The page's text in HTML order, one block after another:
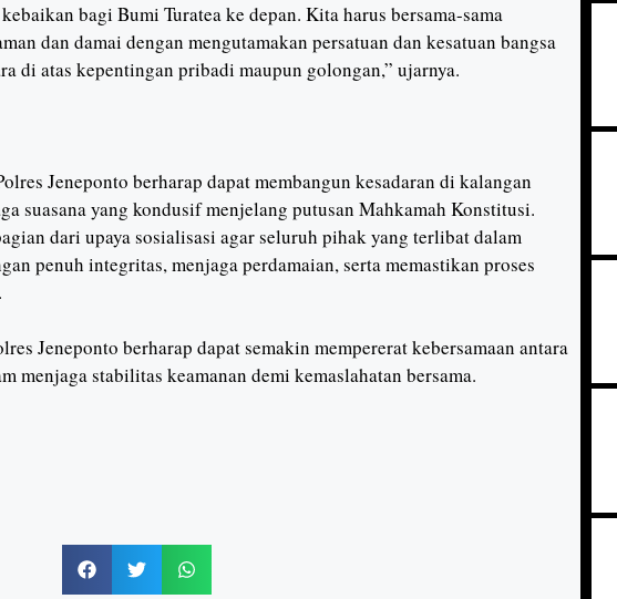
bagi Bumi Turatea ke depan. Kita harus bersama-sama
dan damai dengan mengutamakan persatuan dan kesatuan bangsa
di atas kepentingan pribadi maupun golongan,” ujarnya.
Jeneponto berharap dapat membangun kesadaran di kalangan
suasana yang kondusif menjelang putusan Mahkamah Konstitusi.
dari upaya sosialisasi agar seluruh pihak yang terlibat dalam
penuh integritas, menjaga perdamaian, serta memastikan proses
Jeneponto berharap dapat semakin mempererat kebersamaan antara
menjaga stabilitas keamanan demi kemaslahatan bersama.